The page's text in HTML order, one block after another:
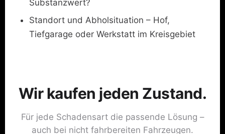
Substanzwert?
Standort und Abholsituation – Hof,
Tiefgarage oder Werkstatt im Kreisgebiet
Wir kaufen jeden Zustand.
Für jede Schadensart die passende Lösung –
auch bei nicht fahrbereiten Fahrzeugen.